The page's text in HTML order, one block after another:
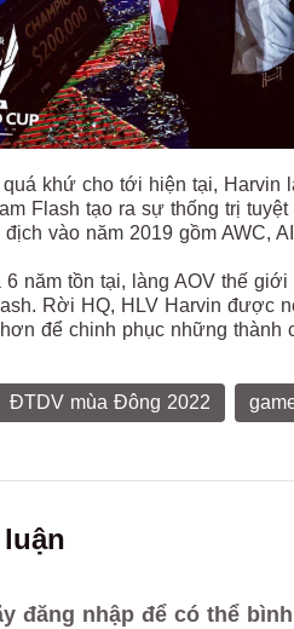
quá khứ cho tới hiện tại, Harvin
Flash tạo ra sự thống trị
vào năm 2019 gồm AWC,
6 năm tồn tại, làng AOV thế
Rời HQ, HLV Harvin được
để chinh phục những thành
ĐTDV mùa Đông 2022
đăng nhập để có thể